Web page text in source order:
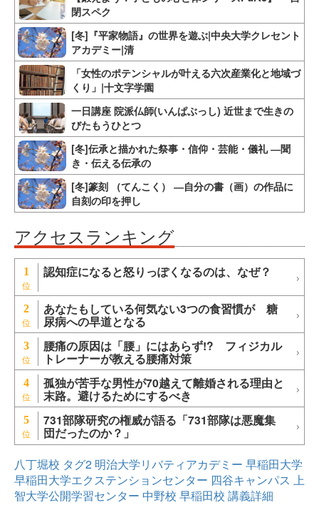
閉スペク
[冬]『平家物語』の世界を遊ぶ|中央大学クレセント
アカデミー|清
「女性のポテンシャルが叶える六次産業化と地域づ
くり」|十文字学園
一日講座 院派仏師(いんぱぶっし) 近世まで生きの
びたもうひとつ
[冬]伝承と描かれた祭事・信仰・芸能・儀礼 ―聞
き・伝える伝承の
[冬]篆刻 （てんこく） ―自分の書（画）の作品に
自刻の印を押し
アクセスランキング
1 認知症になると怒りっぽくなるのは、なぜ？
2 あなたもしている何気ない3つの食習慣が 糖
尿病への早道となる
3 腰痛の原因は「腰」にはあらず!? フィジカル
トレーナーが教える腰痛対策
4 孤独が苦手な男性が70越えて離婚される理由と
末路。避けるためにするべき
5 731部隊研究の権威が語る「731部隊は悪魔集
団だったのか？」
八丁堀校 タグ2 明治大学リバティアカデミー 早稲田大学
早稲田大学エクステンションセンター 四谷キャンパス 上
智大学公開学習センター 中野校 早稲田校 講義詳細